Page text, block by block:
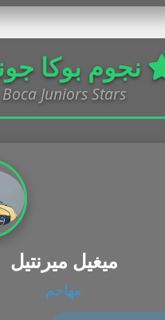
نجوم بوكا
Boca Juniors Stars
ميغيل ميرنتيل
مهاجم